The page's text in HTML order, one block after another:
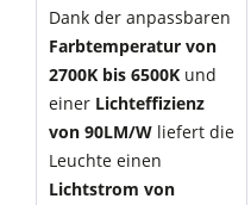
Dank der anpassbaren
Farbtemperatur von
2700K bis 6500K und
einer Lichteffizienz
von 90LM/W liefert die
Leuchte einen
Lichtstrom von